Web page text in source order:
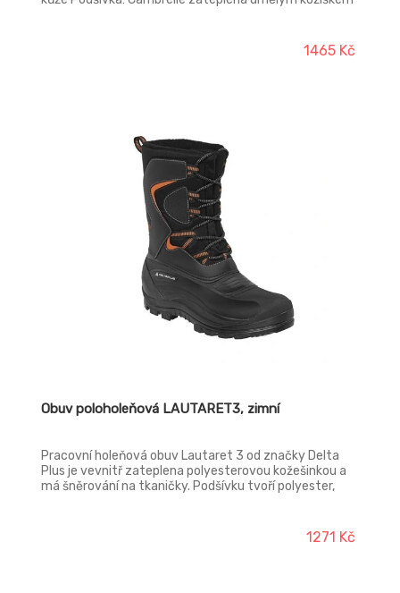
1465 Kč
Obuv poloholeňová LAUTARET3, zimní
Pracovní holeňová obuv Lautaret 3 od značky Delta
Plus je vevnitř zateplena polyesterovou kožešinkou a
má šněrování na tkaničky. Podšívku tvoří polyester,
povrstvené PVC a polyamid s úpravou odpuzující vodu
1271 Kč